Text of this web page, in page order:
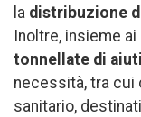
la distribuzione
Inoltre, insieme
tonnellate di
necessità, tra cui
sanitario,